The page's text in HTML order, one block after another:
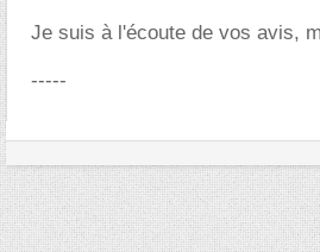
Je suis à l'écoute de vos avis,
-----